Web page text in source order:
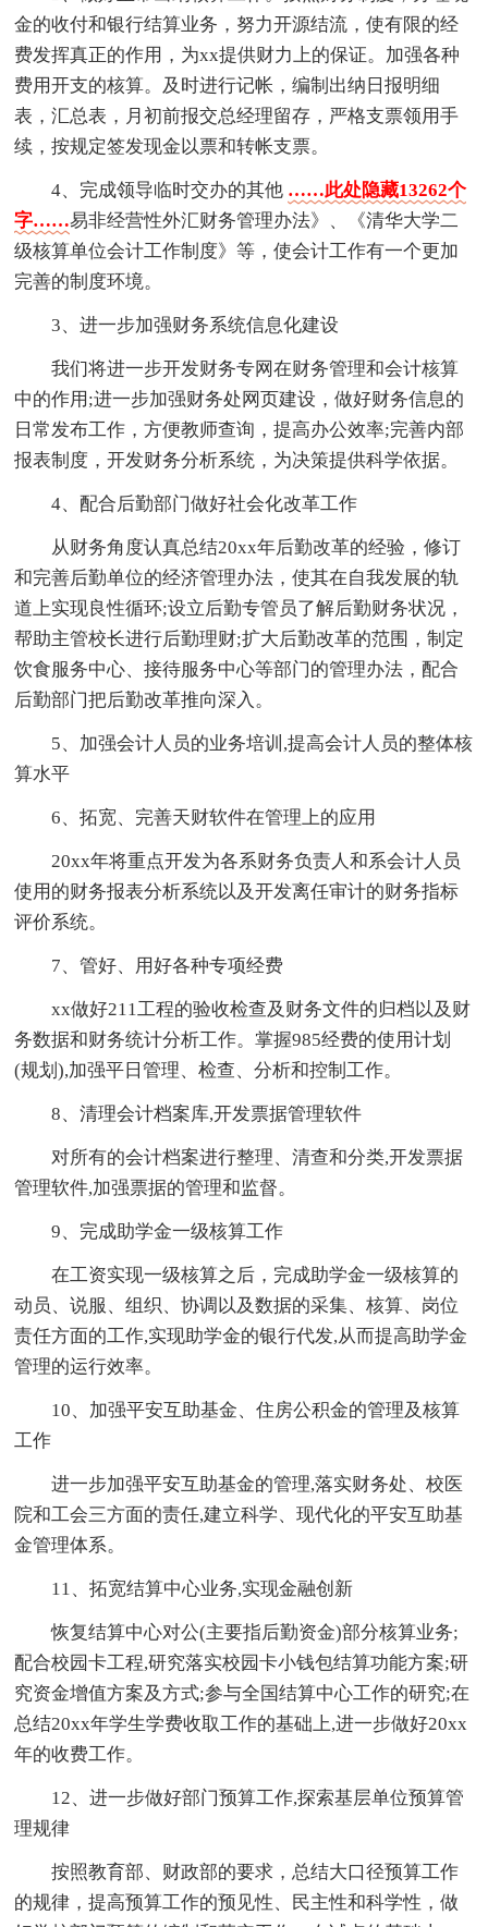
金的收付和银行结算业务，努力开源结流，使有限的经
费发挥真正的作用，为xx提供财力上的保证。加强各种
费用开支的核算。及时进行记帐，编制出纳日报明细
表，汇总表，月初前报交总经理留存，严格支票领用手
续，按规定签发现金以票和转帐支票。
4、完成领导临时交办的其他 ……此处隐藏13262个
字……易非经营性外汇财务管理办法》、《清华大学二
级核算单位会计工作制度》等，使会计工作有一个更加
完善的制度环境。
3、进一步加强财务系统信息化建设
我们将进一步开发财务专网在财务管理和会计核算
中的作用;进一步加强财务处网页建设，做好财务信息的
日常发布工作，方便教师查询，提高办公效率;完善内部
报表制度，开发财务分析系统，为决策提供科学依据。
4、配合后勤部门做好社会化改革工作
从财务角度认真总结20xx年后勤改革的经验，修订
和完善后勤单位的经济管理办法，使其在自我发展的轨
道上实现良性循环;设立后勤专管员了解后勤财务状况，
帮助主管校长进行后勤理财;扩大后勤改革的范围，制定
饮食服务中心、接待服务中心等部门的管理办法，配合
后勤部门把后勤改革推向深入。
5、加强会计人员的业务培训,提高会计人员的整体核
算水平
6、拓宽、完善天财软件在管理上的应用
20xx年将重点开发为各系财务负责人和系会计人员
使用的财务报表分析系统以及开发离任审计的财务指标
评价系统。
7、管好、用好各种专项经费
xx做好211工程的验收检查及财务文件的归档以及财
务数据和财务统计分析工作。掌握985经费的使用计划
(规划),加强平日管理、检查、分析和控制工作。
8、清理会计档案库,开发票据管理软件
对所有的会计档案进行整理、清查和分类,开发票据
管理软件,加强票据的管理和监督。
9、完成助学金一级核算工作
在工资实现一级核算之后，完成助学金一级核算的
动员、说服、组织、协调以及数据的采集、核算、岗位
责任方面的工作,实现助学金的银行代发,从而提高助学金
管理的运行效率。
10、加强平安互助基金、住房公积金的管理及核算
工作
进一步加强平安互助基金的管理,落实财务处、校医
院和工会三方面的责任,建立科学、现代化的平安互助基
金管理体系。
11、拓宽结算中心业务,实现金融创新
恢复结算中心对公(主要指后勤资金)部分核算业务;
配合校园卡工程,研究落实校园卡小钱包结算功能方案;研
究资金增值方案及方式;参与全国结算中心工作的研究;在
总结20xx年学生学费收取工作的基础上,进一步做好20xx
年的收费工作。
12、进一步做好部门预算工作,探索基层单位预算管
理规律
按照教育部、财政部的要求，总结大口径预算工作
的规律，提高预算工作的预见性、民主性和科学性，做